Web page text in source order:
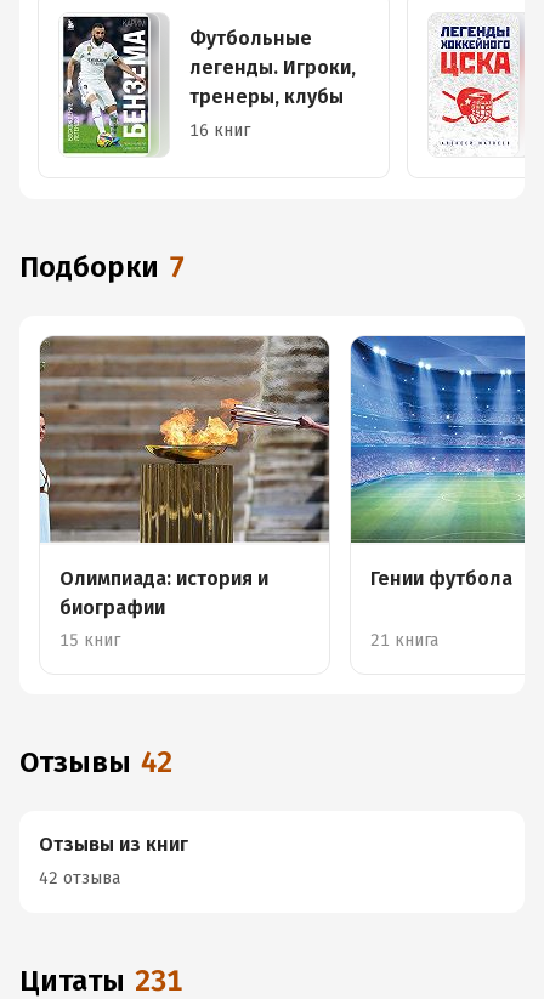
Футбольные
легенды. Игроки,
тренеры, клубы
16 книг
Подборки 7
Олимпиада: история и
биографии
15 книг
Гении футбола
21 книга
Отзывы 42
Отзывы из книг
42 отзыва
Цитаты 231